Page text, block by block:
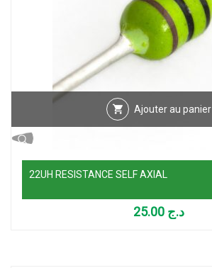
Ajouter au panier
22UH RESISTANCE SELF AXIAL
د.ج